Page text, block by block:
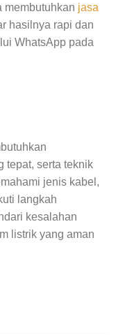
membutuhkan jasa
hasilnya rapi dan
WhatsApp pada
tepat, serta teknik
jenis kabel,
langkah
kesalahan
listrik yang aman